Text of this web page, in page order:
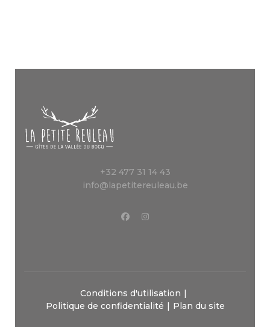
+32 477 31 14 43
info@lapetitereuleau.be
Conditions d'utilisation
Politique de confidentialité
Plan du site